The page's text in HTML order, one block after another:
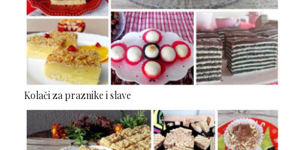
Kolači za praznike i slave